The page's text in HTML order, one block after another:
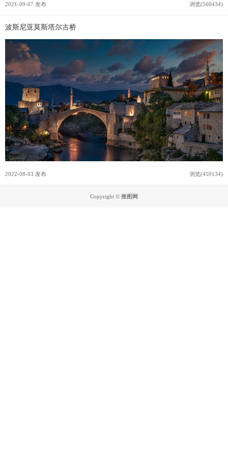
2021-09-07 发布 浏览(560434)
波斯尼亚莫斯塔尔古桥
2022-08-03 发布 浏览(459134)
Copyright © 推图网